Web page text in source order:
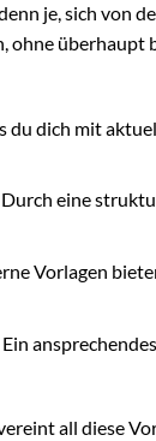
je, sich von
überhaupt
du dich mit
eine
Vorlagen
all diese